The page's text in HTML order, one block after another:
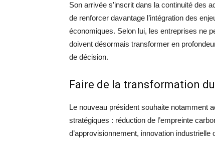
Son arrivée s’inscrit dans la continuité des
de renforcer davantage l’intégration des
économiques. Selon lui, les entreprises ne
doivent désormais transformer en
de décision.
Faire de la transformation
Le nouveau président souhaite notamment
stratégiques : réduction de l’empreinte
d’approvisionnement, innovation